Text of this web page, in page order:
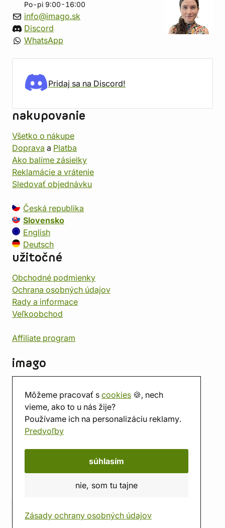
Môžeme pracovať s cookies 🍪, nech
vieme, ako to u nás žije?
Používame ich na personalizáciu reklamy.
Predvoľby
súhlasím
nie, som tu tajne
Zásady ochrany osobných údajov
Po-pi 9:00-16:00
info@imago.sk
Discord
WhatsApp
Pridaj sa na Discord!
nakupovanie
Všetko o nákupe
Doprava a Platba
Ako balíme zásielky
Reklamácie a vrátenie
Sledovať objednávku
Česká republika
Slovensko
English
Deutsch
užitočné
Obchodné podmienky
Ochrana osobných údajov
Rady a informace
Veľkoobchod
Affiliate program
imago
Predajňa
Herňa
O nás
Hodnotenie obchodu